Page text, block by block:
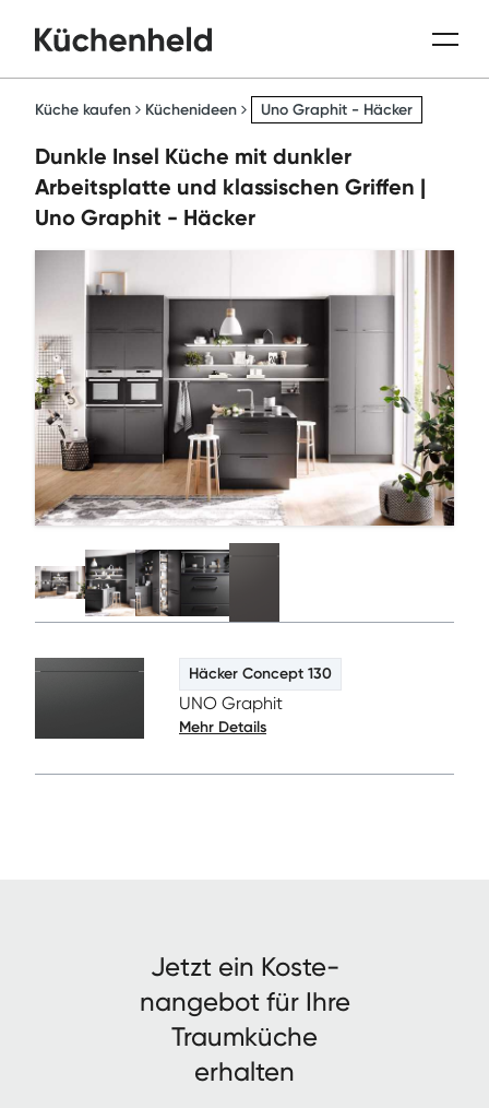
Küche kaufen Küchenideen Uno Graphit - Häcker
Dunkle Insel Küche mit dunkler
Arbeitsplatte und klassischen Griffen |
Uno Graphit - Häcker
Häcker Concept 130
UNO Graphit
Mehr Details
Jet­zt ein Kos­te­
nange­bot für Ihre
Traumküche
erhalten